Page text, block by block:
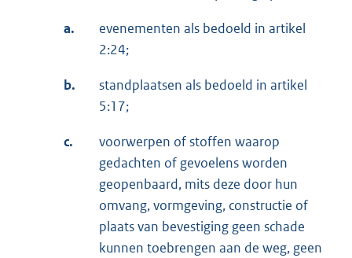
a.
evenementen als bedoeld in artikel
2:24;
b.
standplaatsen als bedoeld in artikel
5:17;
c.
voorwerpen of stoffen waarop
gedachten of gevoelens worden
geopenbaard, mits deze door hun
omvang, vormgeving, constructie of
plaats van bevestiging geen schade
kunnen toebrengen aan de weg, geen